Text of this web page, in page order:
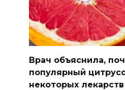
Врач объяснила,
популярный
некоторых лекарств